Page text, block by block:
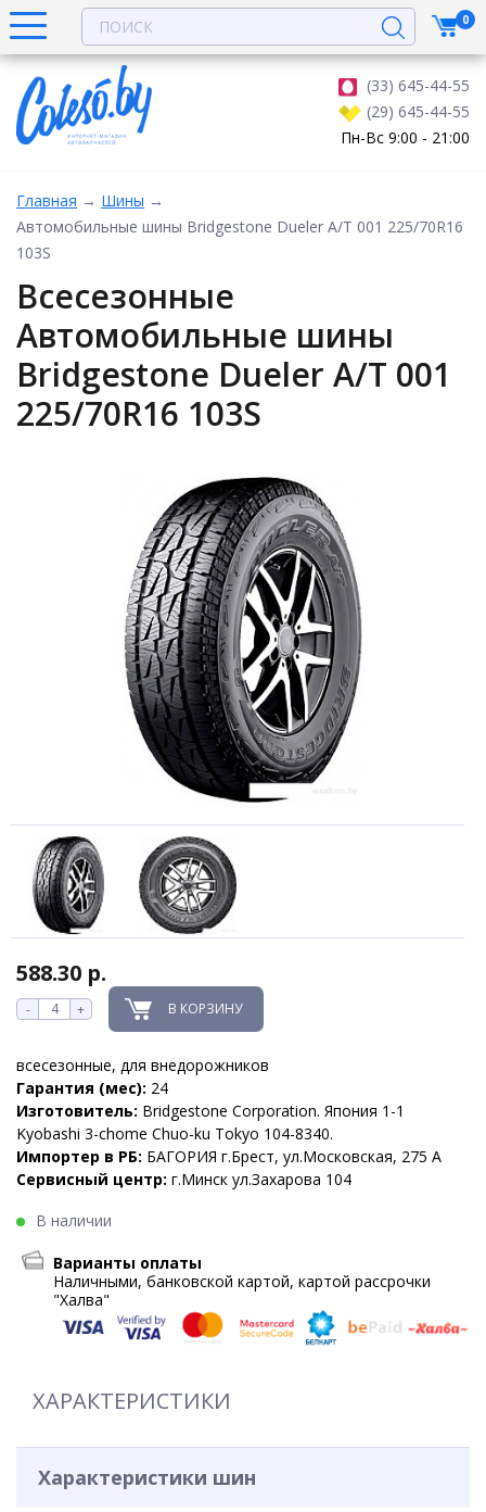
(33) 645-44-55
(29) 645-44-55
Пн-Вс 9:00 - 21:00
0
Главная → Шины →
Автомобильные шины Bridgestone Dueler A/T 001 225/70R16
103S
Всесезонные
Автомобильные шины
Bridgestone Dueler A/T 001
225/70R16 103S
588.30 р.
- + В КОРЗИНУ
всесезонные, для внедорожников
Гарантия (мес): 24
Изготовитель: Bridgestone Corporation. Япония 1-1
Kyobashi 3-chome Chuo-ku Tokyo 104-8340.
Импортер в РБ: БАГОРИЯ г.Брест, ул.Московская, 275 А
Сервисный центр: г.Минск ул.Захарова 104
В наличии
Варианты оплаты
Наличными, банковской картой, картой рассрочки
"Халва"
ХАРАКТЕРИСТИКИ
Характеристики шин